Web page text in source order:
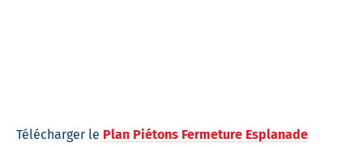
Télécharger le Plan Piétons Fermeture Esplanade